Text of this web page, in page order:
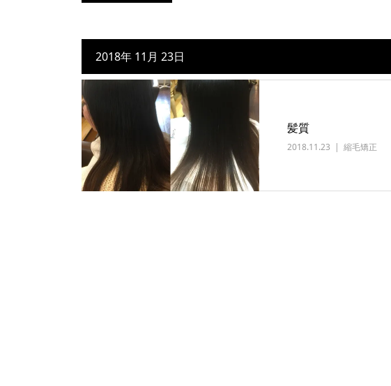
2018年 11月 23日
髪質
2018.11.23 縮毛矯正